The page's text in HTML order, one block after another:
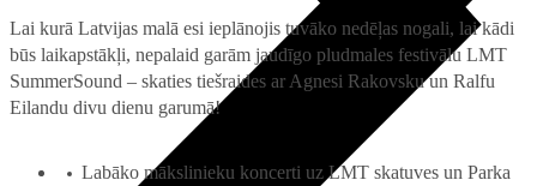
Lai kurā Latvijas malā esi ieplānojis tuvāko nedēļas nogali, lai kādi
būs laikapstākļi, nepalaid garām jaudīgo pludmales festivālu LMT
SummerSound – skaties tiešraides ar Agnesi Rakovsku un Ralfu
Eilandu divu dienu garumā!
Labāko mākslinieku koncerti uz LMT skatuves un Parka